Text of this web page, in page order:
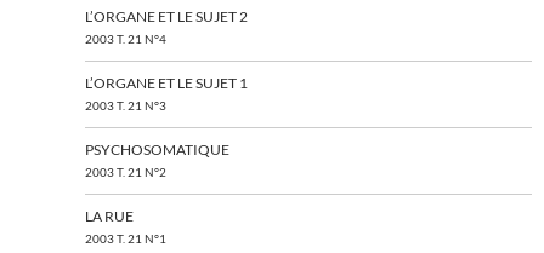
L’ORGANE ET LE SUJET 2
2003 T. 21 N°4
L’ORGANE ET LE SUJET 1
2003 T. 21 N°3
PSYCHOSOMATIQUE
2003 T. 21 N°2
LA RUE
2003 T. 21 N°1